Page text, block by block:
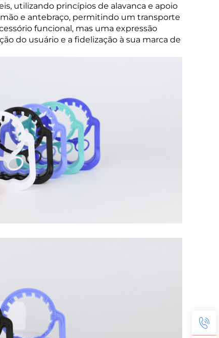
utilizando princípios de alavanca e apoio
e antebraço, permitindo um transporte
funcional, mas uma expressão
do usuário e a fidelização à sua marca de